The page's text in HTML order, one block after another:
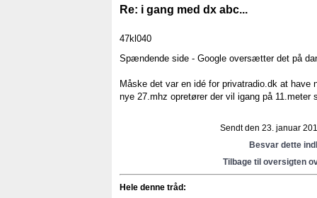
Re: i gang med dx abc...
47kl040
Spændende side - Google oversætter det på
Måske det var en idé for privatradio.dk at have
nye 27.mhz opretører der vil igang på 11.meter
Sendt den 23. januar
Besvar dette
Tilbage til oversigten
Hele denne tråd: